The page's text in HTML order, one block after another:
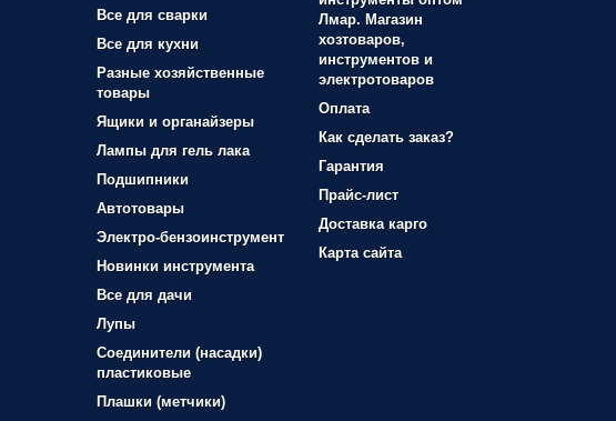
Все для сварки
Все для кухни
Разные хозяйственные
товары
Ящики и органайзеры
Лампы для гель лака
Подшипники
Автотовары
Электро-бензоинструмент
Новинки инструмента
Все для дачи
Лупы
Соединители (насадки)
пластиковые
Плашки (метчики)
Лмар. Магазин
хозтоваров,
инструментов и
электротоваров
Оплата
Как сделать заказ?
Гарантия
Прайс-лист
Доставка карго
Карта сайта